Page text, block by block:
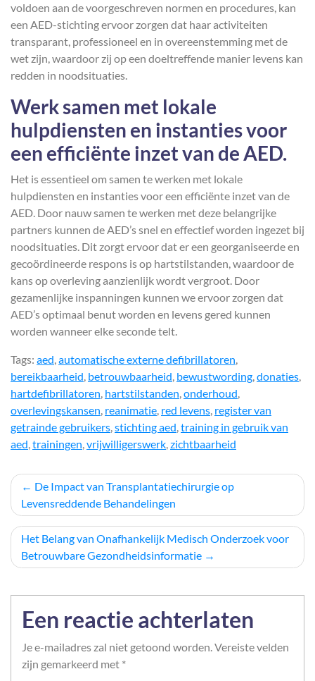
voldoen aan de voorgeschreven normen en procedures, kan
een AED-stichting ervoor zorgen dat haar activiteiten
transparant, professioneel en in overeenstemming met de
wet zijn, waardoor zij op een doeltreffende manier levens kan
redden in noodsituaties.
Werk samen met lokale
hulpdiensten en instanties voor
een efficiënte inzet van de AED.
Het is essentieel om samen te werken met lokale
hulpdiensten en instanties voor een efficiënte inzet van de
AED. Door nauw samen te werken met deze belangrijke
partners kunnen de AED’s snel en effectief worden ingezet bij
noodsituaties. Dit zorgt ervoor dat er een georganiseerde en
gecoördineerde respons is op hartstilstanden, waardoor de
kans op overleving aanzienlijk wordt vergroot. Door
gezamenlijke inspanningen kunnen we ervoor zorgen dat
AED’s optimaal benut worden en levens gered kunnen
worden wanneer elke seconde telt.
Tags: aed,automatische externe defibrillatoren,
bereikbaarheid, betrouwbaarheid, bewustwording,donaties,
hartdefibrillatoren, hartstilstanden,onderhoud,
overlevingskansen, reanimatie, red levens, register van
getrainde gebruikers,stichting aed,training in gebruik van
aed,trainingen,vrijwilligerswerk,zichtbaarheid
Berichtnavigatie
De Impact van Transplantatiechirurgie op
Levensreddende Behandelingen
Het Belang van Onafhankelijk Medisch Onderzoek voor
Betrouwbare Gezondheidsinformatie
Een reactie achterlaten
Je e-mailadres zal niet getoond worden.Vereiste velden
zijn gemarkeerd met *